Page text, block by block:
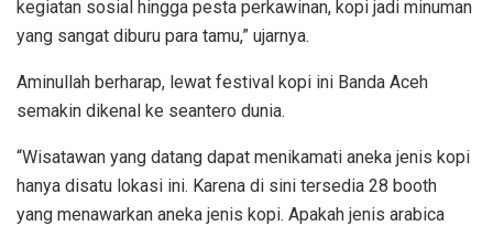
kegiatan sosial hingga pesta perkawinan, kopi jadi minuman
yang sangat diburu para tamu,” ujarnya.
Aminullah berharap, lewat festival kopi ini Banda Aceh
semakin dikenal ke seantero dunia.
“Wisatawan yang datang dapat menikamati aneka jenis kopi
hanya disatu lokasi ini. Karena di sini tersedia 28 booth
yang menawarkan aneka jenis kopi. Apakah jenis arabica